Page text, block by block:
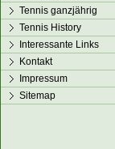
Tennis ganzjährig
Tennis History
Interessante Links
Kontakt
Impressum
Sitemap